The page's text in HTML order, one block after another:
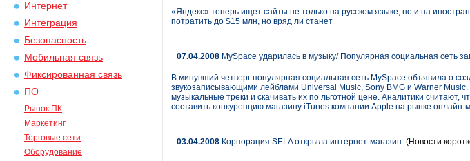
Интернет
Интеграция
Безопасность
Мобильная связь
Фиксированная связь
ПО
Рынок ПК
Маркетинг
Торговые сети
Оборудование
«Яндекс» теперь ищет сайты не только на русском языке, но и на
потратить до $15 млн, но вряд ли станет
07.04.2008 MySpace ударилась в музыку/ Популярная социальная сеть
В минувший четверг популярная социальная сеть MySpace объявила о
звукозаписывающими лейблами Universal Music, Sony BMG и Warner
музыкальные треки и скачивать их по льготной цене. Аналитики считают,
составить конкуренцию магазину iTunes компании Apple на рынке онлайн-
03.04.2008 Корпорация SELA открыла интернет-магазин. (Новости